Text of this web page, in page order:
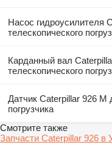
Насос гидроусилителя
телескопического
Карданный вал
телескопического
Датчик Caterpillar 926 M
погрузчика
Смотрите также
Запчасти Caterpillar 926 в